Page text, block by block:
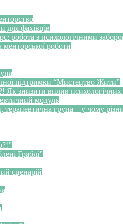
для фахівців
робота з психологічними
менторської роботи
підтримки “Мистецтво Жити”
Як знизити вплив психологічних
модуль
терапевтична група – у чому
Граблі”
сценарій